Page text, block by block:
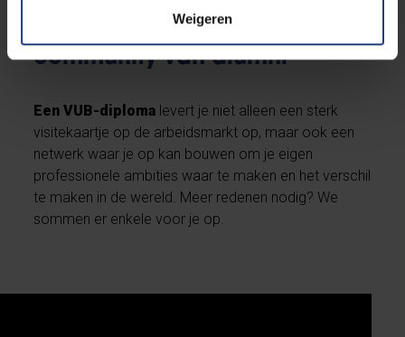
Weigeren
Sluit je aan bij onze
community van alumni
Een VUB-diploma levert je niet alleen een sterk
visitekaartje op de arbeidsmarkt op, maar ook een
netwerk waar je op kan bouwen om je eigen
professionele ambities waar te maken en het verschil
te maken in de wereld. Meer redenen nodig? We
sommen er enkele voor je op.